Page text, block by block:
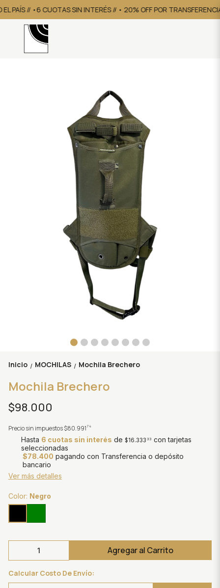
PAÍS // •6 CUOTAS SIN INTERÉS // • 20% OFF POR TRANSFERENCIA
Inicio / MOCHILAS / Mochila Brechero
Mochila Brechero
$98.000
Precio sin impuestos$80.991 74
Hasta 6 cuotas sin interés de $16.333 33 con tarjetas
seleccionadas
$78.400 pagando con Transferencia o depósito
bancario
Ver más detalles
Color: Negro
Agregar al Carrito
Calcular Costo De Envío: